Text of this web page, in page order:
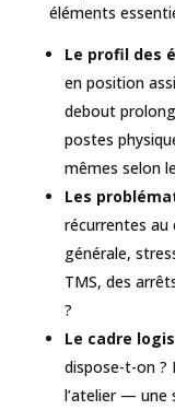
éléments
Le profil des
en position
debout
postes
mêmes selon
Les
récurrentes au
générale,
TMS, des
?
Le cadre
dispose-t-on ?
l’atelier — une